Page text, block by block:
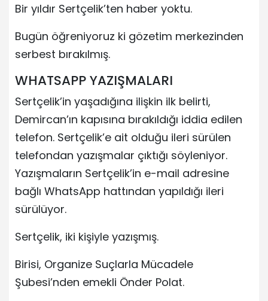
Bir yıldır Sertçelik’ten haber yoktu.
Bugün öğreniyoruz ki gözetim merkezinden
serbest bırakılmış.
WHATSAPP YAZIŞMALARI
Sertçelik’in yaşadığına ilişkin ilk belirti,
Demircan’ın kapısına bırakıldığı iddia edilen
telefon. Sertçelik’e ait olduğu ileri sürülen
telefondan yazışmalar çıktığı söyleniyor.
Yazışmaların Sertçelik’in e-mail adresine
bağlı WhatsApp hattından yapıldığı ileri
sürülüyor.
Sertçelik, iki kişiyle yazışmış.
Birisi, Organize Suçlarla Mücadele
Şubesi’nden emekli Önder Polat.